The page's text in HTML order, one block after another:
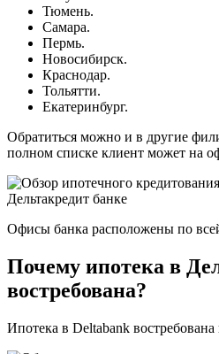
Тюмень.
Самара.
Пермь.
Новосибирск.
Краснодар.
Тольятти.
Екатеринбург.
Обратиться можно и в другие
полном списке клиент может на
Офисы банка расположены по
Почему ипотека в
востребована?
Ипотека в Deltabank